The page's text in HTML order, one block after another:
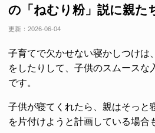
の「ねむり粉」説に親た
更新： 2026-06-04
子育てで欠かせない寝かしつけは
をしたりして、子供のスムースな
です。
子供が寝てくれたら、親はそっと
を片付けようと計画している場合